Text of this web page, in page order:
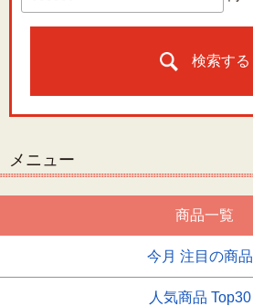
検索する
メニュー
商品一覧
今月 注目の商品
人気商品 Top30